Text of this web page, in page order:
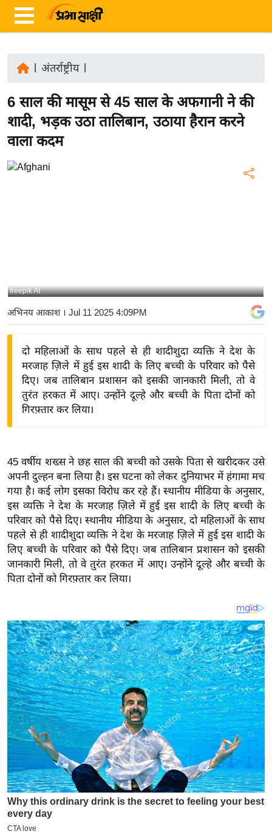
ज़ा
ख
र
रा
य
बि
ज़
द्यो
वि
शे
ष
ज्ञ
रा
य
ब
ज
खे
ल
क्रि
के
ट
I
P
L
0
2
6
क्रा
इ
अंतर्राष्ट्रीय|
6 साल की मासूम से 45 साल के अफगानी ने की
शादी, भड़क उठा तालिबान, उठाया हैरान करने
वाला कदम
freepik AI
अभिनय आकाश। Jul 11 2025 4:09PM
दो महिलाओं के साथ पहले से ही शादीशुदा व्यक्ति ने देश के
मरजाह ज़िले में हुई इस शादी के लिए बच्ची के परिवार को पैसे
दिए। जब तालिबान प्रशासन को इसकी जानकारी मिली, तो वे
तुरंत हरकत में आए। उन्होंने दूल्हे और बच्ची के पिता दोनों को
गिरफ़्तार कर लिया।
45 वर्षीय शख्स ने छह साल की बच्ची को उसके पिता से खरीदकर उसे
अपनी दुल्हन बना लिया है। इस घटना को लेकर दुनियाभर में हंगामा मच
गया है। कई लोग इसका विरोध कर रहे हैं। स्थानीय मीडिया के अनुसार,
इस व्यक्ति ने देश के मरजाह ज़िले में हुई इस शादी के लिए बच्ची के
परिवार को पैसे दिए। स्थानीय मीडिया के अनुसार, दो महिलाओं के साथ
पहले से ही शादीशुदा व्यक्ति ने देश के मरजाह ज़िले में हुई इस शादी के
लिए बच्ची के परिवार को पैसे दिए। जब तालिबान प्रशासन को इसकी
जानकारी मिली, तो वे तुरंत हरकत में आए। उन्होंने दूल्हे और बच्ची के
पिता दोनों को गिरफ़्तार कर लिया।